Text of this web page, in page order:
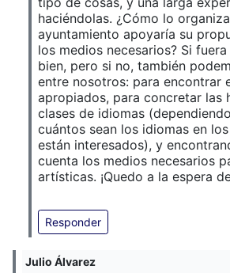
haciéndolas. ¿Cómo lo
ayuntamiento apoyaría su
los medios necesarios? Si
bien, pero si no, también
entre nosotros: para encontrar
apropiados, para concretar las
clases de idiomas
cuántos sean los idiomas en
están interesados), y
cuenta los medios necesarios
artísticas. ¡Quedo a la espera
Responder
Julio Álvarez